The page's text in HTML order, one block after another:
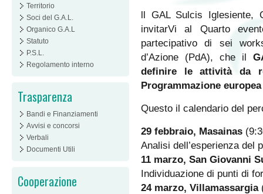
Territorio
Soci del G.A.L.
Organico G.A.L
Statuto
P.S.L.
Regolamento interno
Trasparenza
Bandi e Finanziamenti
Avvisi e concorsi
Verbali
Documenti Utili
Cooperazione
ll GAL Sulcis Iglesiente,
invitarVi al Quarto
partecipativo di sei
d’Azione (PdA), che il
definire le attività da
Programmazione europea
Questo il calendario del
29 febbraio, Masainas
Analisi dell’esperienza del
11 marzo, San Giovanni
Individuazione di punti di
24 marzo, Villamassargia